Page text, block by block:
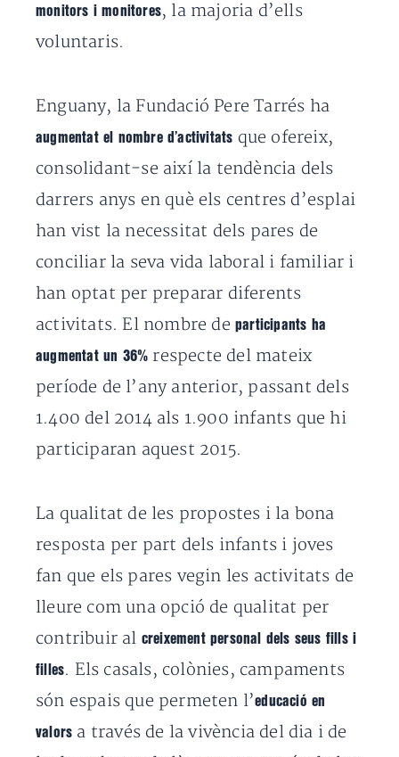
monitors i monitores, la majoria d’ells
voluntaris.
Enguany, la Fundació Pere Tarrés ha
augmentat el nombre d’activitats que ofereix,
consolidant-se així la tendència dels
darrers anys en què els centres d’esplai
han vist la necessitat dels pares de
conciliar la seva vida laboral i familiar i
han optat per preparar diferents
activitats. El nombre de participants ha
augmentat un 36% respecte del mateix
període de l’any anterior, passant dels
1.400 del 2014 als 1.900 infants que hi
participaran aquest 2015.
La qualitat de les propostes i la bona
resposta per part dels infants i joves
fan que els pares vegin les activitats de
lleure com una opció de qualitat per
contribuir al creixement personal dels seus fills i
filles. Els casals, colònies, campaments
són espais que permeten l’educació en
valors a través de la vivència del dia i de